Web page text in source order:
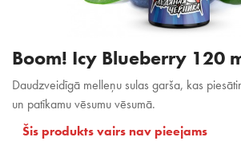
Boom! Icy Blueberry 120
Daudzveidīgā melleņu sulas garša, kas
un patīkamu vēsumu vēsumā.
Šis produkts vairs nav pieejams